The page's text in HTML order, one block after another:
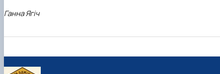
Ганна Ягіч